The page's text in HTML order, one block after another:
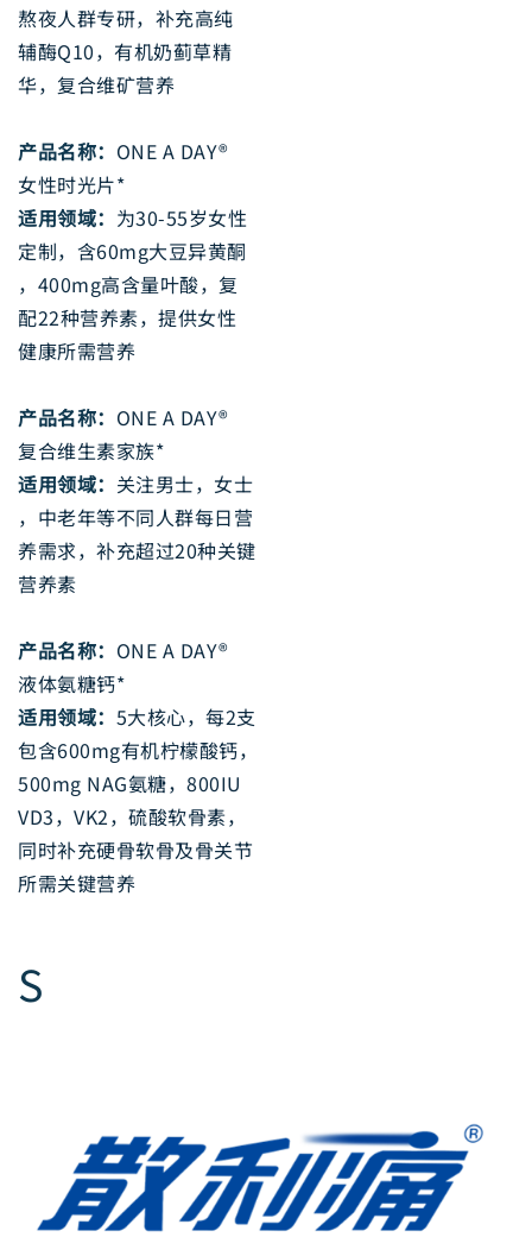
熬夜人群专研，补充高纯
辅酶Q10，有机奶蓟草精
华，复合维矿营养
产品名称： ONE A DAY®
女性时光片*
适用领域： 为30-55岁女性
定制，含60mg大豆异黄酮
，400mg高含量叶酸，复
配22种营养素，提供女性
健康所需营养
产品名称： ONE A DAY®
复合维生素家族*
适用领域： 关注男士，女士
，中老年等不同人群每日营
养需求，补充超过20种关键
营养素
产品名称： ONE A DAY®
液体氨糖钙*
适用领域： 5大核心，每2支
包含600mg有机柠檬酸钙，
500mg NAG氨糖，800IU
VD3，VK2，硫酸软骨素，
同时补充硬骨软骨及骨关节
所需关键营养
S